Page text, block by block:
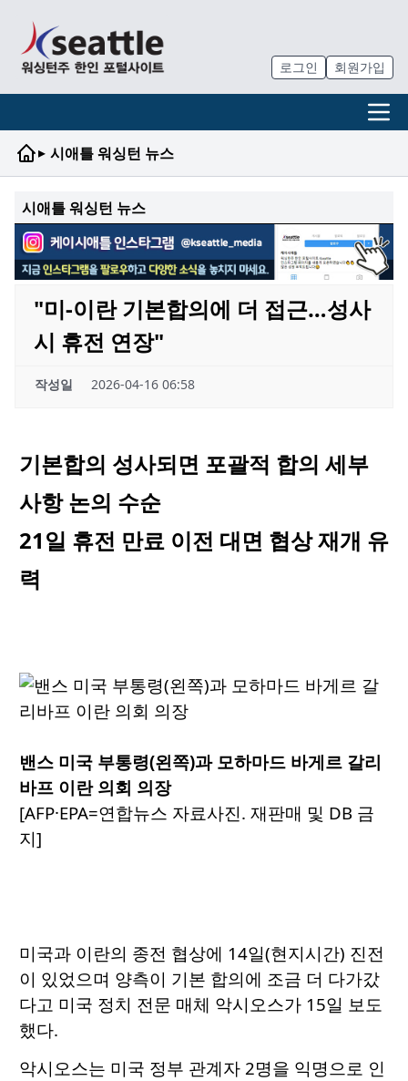
로그인 회원가입
▸ 시애틀 워싱턴 뉴스
시애틀 워싱턴 뉴스
"미-이란 기본합의에 더 접근…성사
시 휴전 연장"
작성일 2026-04-16 06:58
기본합의 성사되면 포괄적 합의 세부
사항 논의 수순
21일 휴전 만료 이전 대면 협상 재개 유
력
밴스 미국 부통령(왼쪽)과 모하마드 바게르 갈리
바프 이란 의회 의장
[AFP·EPA=연합뉴스 자료사진. 재판매 및 DB 금
지]
미국과 이란의 종전 협상에 14일(현지시간) 진전
이 있었으며 양측이 기본 합의에 조금 더 다가갔
다고 미국 정치 전문 매체 악시오스가 15일 보도
했다.
악시오스는 미국 정부 관계자 2명을 익명으로 인